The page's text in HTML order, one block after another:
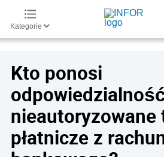
Kategorie
Kto ponosi
nieautoryzowane
płatnicze z